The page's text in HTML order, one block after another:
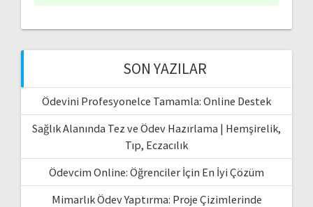
SON YAZILAR
Ödevini Profesyonelce Tamamla: Online Destek
Sağlık Alanında Tez ve Ödev Hazırlama | Hemşirelik,
Tıp, Eczacılık
Ödevcim Online: Öğrenciler İçin En İyi Çözüm
Mimarlık Ödev Yaptırma: Proje Çizimlerinde